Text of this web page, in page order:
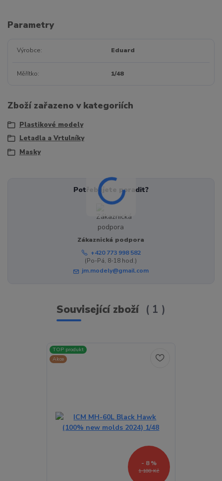
Parametry
Výrobce Eduard
Měřítko 1/48
Zboží zařazeno v kategoriích
Plastikové modely
Letadla a Vrtulníky
Masky
Potřebujete poradit?
Zákaznická podpora
+420 773 998 582
(Po-Pá, 8-18 hod.)
jm.modely@gmail.com
Související zboží 1
TOP produkt
Akce
1 188 Kč
- 8 %